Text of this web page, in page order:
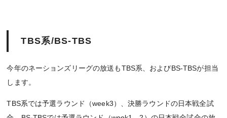
TBS系/BS-TBS
今年のネーションズリーグの放送もTBS系、およびBS-TBSが担当
します。
TBS系では予選ラウンド（week3）、決勝ラウンドの日本戦全試